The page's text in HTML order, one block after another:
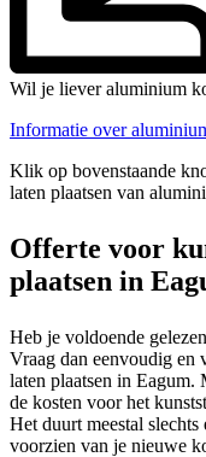
Wil je liever aluminium
Informatie over
Klik op bovenstaande
laten plaatsen van
Offerte voor
plaatsen in
Heb je voldoende
Vraag dan eenvoudig en
laten plaatsen in Eagum.
de kosten voor het
Het duurt meestal
voorzien van je nieuwe